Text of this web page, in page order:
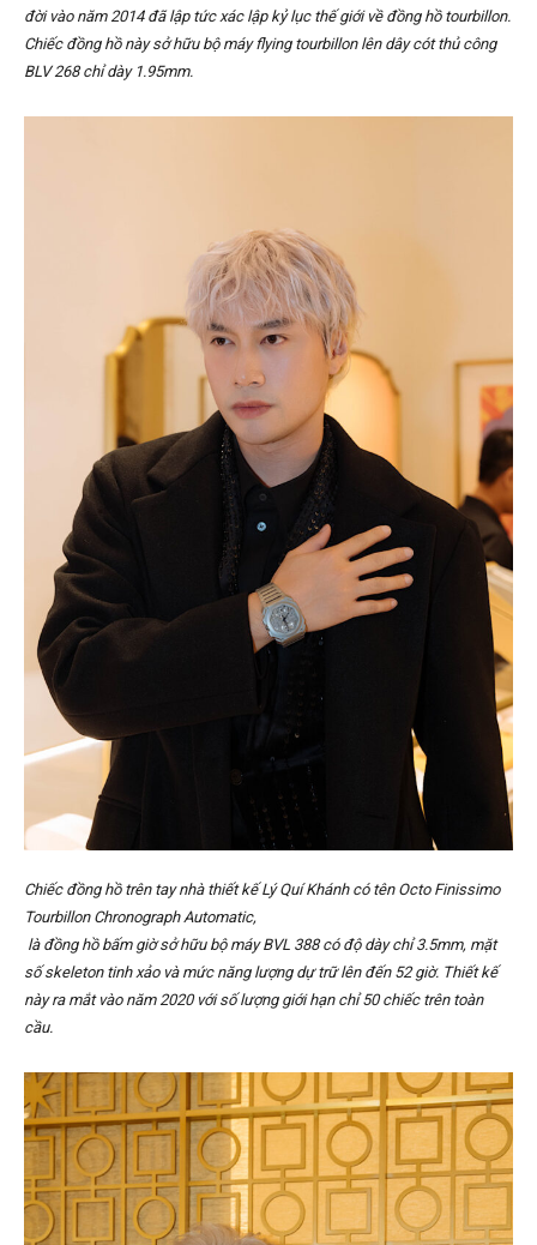
đời vào năm 2014 đã lập tức xác lập kỷ lục thế giới về đồng hồ tourbillon.
Chiếc đồng hồ này sở hữu bộ máy flying tourbillon lên dây cót thủ công
BLV 268 chỉ dày 1.95mm.
Chiếc đồng hồ trên tay nhà thiết kế Lý Quí Khánh có tên Octo Finissimo
Tourbillon Chronograph Automatic,
là đồng hồ bấm giờ sở hữu bộ máy BVL 388 có độ dày chỉ 3.5mm, mặt
số skeleton tinh xảo và mức năng lượng dự trữ lên đến 52 giờ. Thiết kế
này ra mắt vào năm 2020 với số lượng giới hạn chỉ 50 chiếc trên toàn
cầu.